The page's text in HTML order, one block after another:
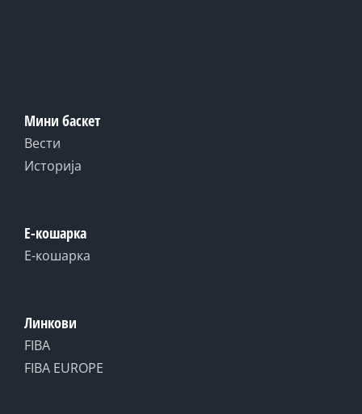
Мини баскет
Вести
Историја
Е-кошарка
Е-кошарка
Линкови
FIBA
FIBA EUROPE